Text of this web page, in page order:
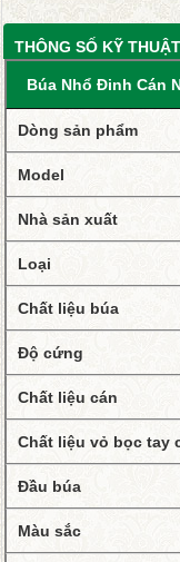
THÔNG SỐ KỸ THUẬT
Búa Nhổ Đinh Cán
Dòng sản phẩm
Model
Nhà sản xuất
Loại
Chất liệu búa
Độ cứng
Chất liệu cán
Chất liệu vỏ bọc tay
Đầu búa
Màu sắc